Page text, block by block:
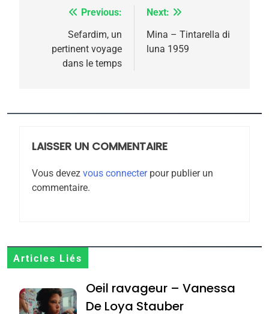
Navigation
l’article
Previous:
Sefardim, un
pertinent voyage
dans le temps
Next:
Mina – Tintarella di
luna 1959
LAISSER UN COMMENTAIRE
Vous devez vous connecterpour publier un
commentaire.
Articles Liés
Oeil ravageur – Vanessa
De Loya Stauber
2025, l’année la plus
rapport d’ADL contre
FRANCE ISRAÉL
6
Zrihen-Dvir
7
Jacques Hadida
JUDAISME